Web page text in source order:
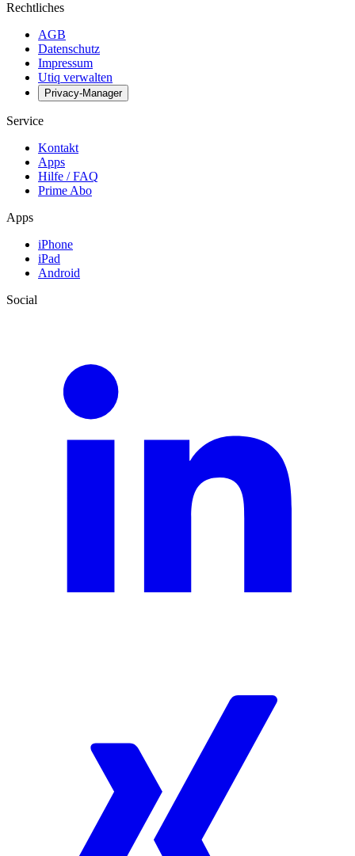
Rechtliches
AGB
Datenschutz
Impressum
Utiq verwalten
Privacy-Manager
Service
Kontakt
Apps
Hilfe / FAQ
Prime Abo
Apps
iPhone
iPad
Android
Social